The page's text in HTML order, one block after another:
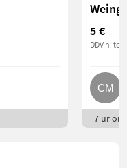
5 €
DDV ni
7 ur